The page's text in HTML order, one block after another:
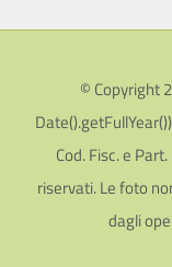
© Copyright
Cod. Fisc. e
riservati. Le foto
dagli